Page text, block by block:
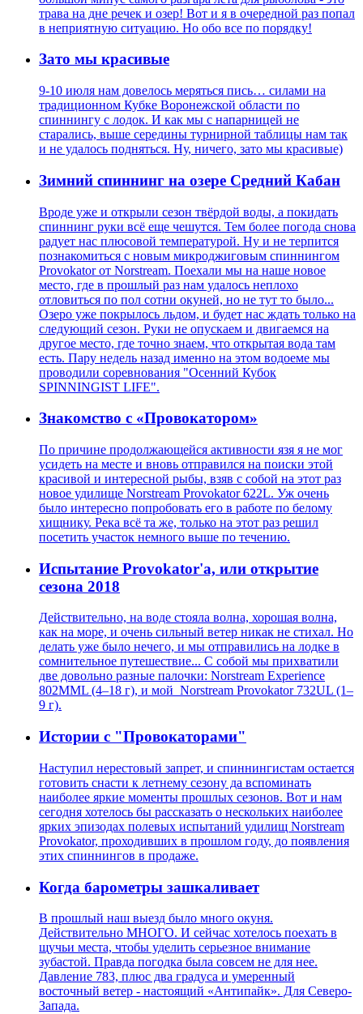
трава на дне речек и озер! Вот и я в очередной раз попал
в неприятную ситуацию. Но обо все по порядку!
Зато мы красивые
9-10 июля нам довелось меряться пись… силами на
традиционном Кубке Воронежской области по
спиннингу с лодок. И как мы с напарницей не
старались, выше середины турнирной таблицы нам так
и не удалось подняться. Ну, ничего, зато мы красивые)
Зимний спиннинг на озере Средний Кабан
Вроде уже и открыли сезон твёрдой воды, а покидать
спиннинг руки всё еще чешутся. Тем более погода снова
радует нас плюсовой температурой. Ну и не терпится
познакомиться с новым микроджиговым спиннингом
Provokator от Norstream. Поехали мы на наше новое
место, где в прошлый раз нам удалось неплохо
отловиться по пол сотни окуней, но не тут то было...
Озеро уже покрылось льдом, и будет нас ждать только на
следующий сезон. Руки не опускаем и двигаемся на
другое место, где точно знаем, что открытая вода там
есть. Пару недель назад именно на этом водоеме мы
проводили соревнования "Осенний Кубок
SPINNINGIST LIFE".
Знакомство с «Провокатором»
По причине продолжающейся активности язя я не мог
усидеть на месте и вновь отправился на поиски этой
красивой и интересной рыбы, взяв с собой на этот раз
новое удилище Norstream Provokator 622L. Уж очень
было интересно попробовать его в работе по белому
хищнику. Река всё та же, только на этот раз решил
посетить участок немного выше по течению.
Испытание Provokator'a, или открытие
сезона 2018
Действительно, на воде стояла волна, хорошая волна,
как на море, и очень сильный ветер никак не стихал. Но
делать уже было нечего, и мы отправились на лодке в
сомнительное путешествие... С собой мы прихватили
две довольно разные палочки: Norstream Experience
802MML (4–18 г), и мой Norstream Provokator 732UL (1–
9 г).
Истории с "Провокаторами"
Наступил нерестовый запрет, и спиннингистам остается
готовить снасти к летнему сезону да вспоминать
наиболее яркие моменты прошлых сезонов. Вот и нам
сегодня хотелось бы рассказать о нескольких наиболее
ярких эпизодах полевых испытаний удилищ Norstream
Provokator, проходивших в прошлом году, до появления
этих спиннингов в продаже.
Когда барометры зашкаливает
В прошлый наш выезд было много окуня.
Действительно МНОГО. И сейчас хотелось поехать в
щучьи места, чтобы уделить серьезное внимание
зубастой. Правда погодка была совсем не для нее.
Давление 783, плюс два градуса и умеренный
восточный ветер - настоящий «Антипайк». Для Северо-
Запада.